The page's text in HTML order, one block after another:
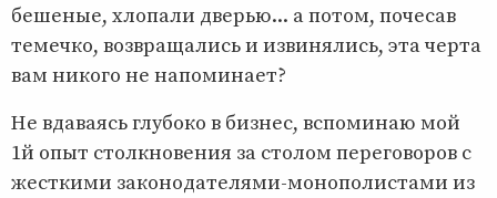
бешеные, хлопали дверью... а потом, почесав
темечко, возвращались и извинялись, эта черта
вам никого не напоминает?
Не вдаваясь глубоко в бизнес, вспоминаю мой
1й опыт столкновения за столом переговоров с
жесткими законодателями-монополистами из